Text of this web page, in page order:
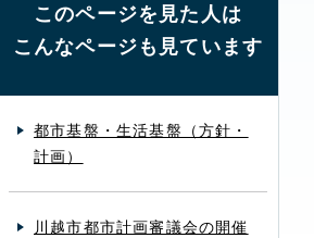
このページを見た人は
こんなページも見ています
都市基盤・生活基盤（方針・
計画）
川越市都市計画審議会の開催